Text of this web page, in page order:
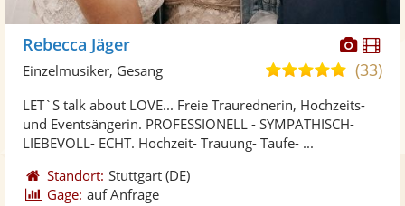
Fotos
Rebecca Jäger
5,0
5
(33)
Einzelmusiker, Gesang
LET`S talk about LOVE... Freie Traurednerin, Hochzeits-
und Eventsängerin. PROFESSIONELL - SYMPATHISCH-
LIEBEVOLL- ECHT. Hochzeit- Trauung- Taufe- ...
Standort: Stuttgart (DE)
Gage: auf Anfrage